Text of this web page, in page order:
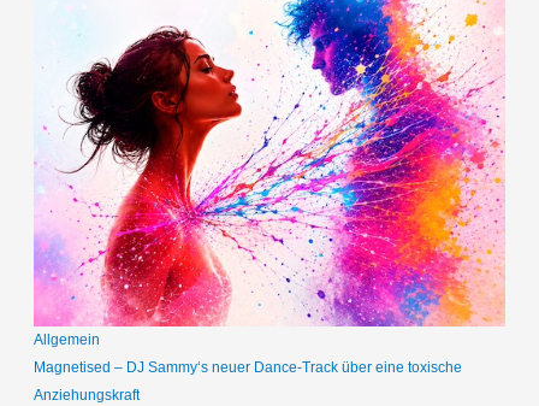
Allgemein
Magnetised – DJ Sammy‘s neuer Dance-Track über eine toxische
Anziehungskraft